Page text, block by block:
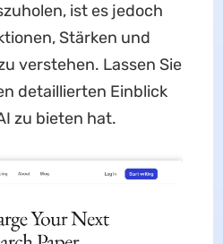
ist es jedoch
Stärken und
verstehen. Lassen Sie
detaillierten Einblick
zu bieten hat.